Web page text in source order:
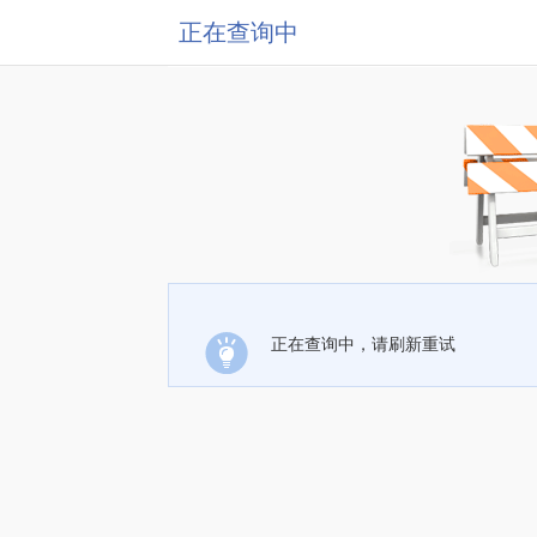
正在查询中
正在查询中，请刷新重试